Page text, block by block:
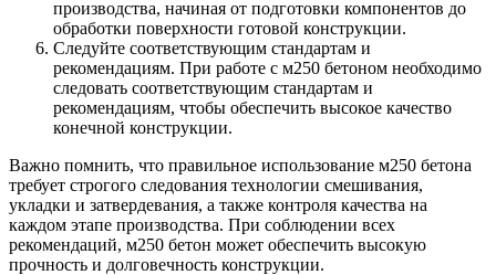
производства, начиная от подготовки компонентов до
обработки поверхности готовой конструкции.
Следуйте соответствующим стандартам и
рекомендациям. При работе с м250 бетоном необходимо
следовать соответствующим стандартам и
рекомендациям, чтобы обеспечить высокое качество
конечной конструкции.
Важно помнить, что правильное использование м250 бетона
требует строгого следования технологии смешивания,
укладки и затвердевания, а также контроля качества на
каждом этапе производства. При соблюдении всех
рекомендаций, м250 бетон может обеспечить высокую
прочность и долговечность конструкции.